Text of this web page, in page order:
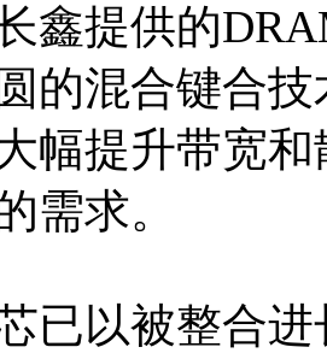
鑫提供的
的混合键合
幅提升带宽
需求。
已以被整合